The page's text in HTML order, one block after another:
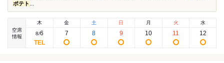
ポテト
空席
情報
木
8/6
金
7
土
8
日
9
月
10
火
11
水
12